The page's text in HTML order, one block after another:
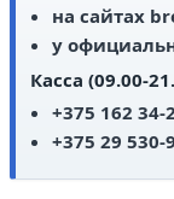
на сайтах
у
Касса (09.00-
+375 162 34-
+375 29 530-